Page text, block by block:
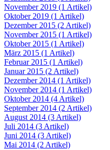
November 2019 (1 Artikel)
Oktober 2019 (1 Artikel)
Dezember 2015 (2 Artikel)
November 2015 (1 Artikel)
Oktober 2015 (1 Artikel)
März 2015 (1 Artikel)
Februar 2015 (1 Artikel)
Januar 2015 (2 Artikel)
Dezember 2014 (1 Artikel)
November 2014 (1 Artikel)
Oktober 2014 (4 Artikel)
September 2014 (2 Artikel)
August 2014 (3 Artikel)
Juli 2014 (3 Artikel)
Juni 2014 (3 Artikel)
Mai 2014 (2 Artikel)